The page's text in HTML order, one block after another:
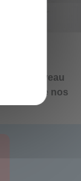
nouveau
de nos